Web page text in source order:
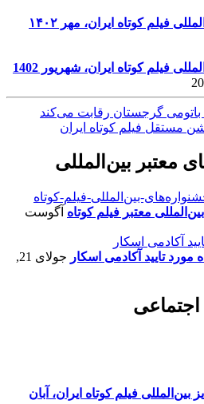
فیلم کوتاه ایران، مهر ۱۴۰۲
فیلم کوتاه ایران، شهریور 1402
باتومی گرجستان رقابت می‌کند
مستقل فیلم کوتاه ایران
معتبر بین‌المللی
معتبر فیلم کوتاه آگوست
تایید آکادمی اسکار
جولای 21,
فیلم کوتاه ایران، آبان